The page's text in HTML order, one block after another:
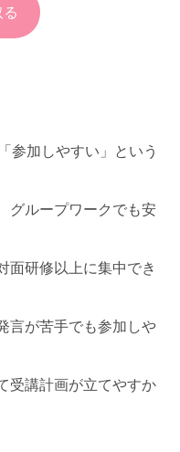
参加しやすい」という
グループワークでも安
面研修以上に集中でき
言が苦手でも参加しや
受講計画が立てやすか